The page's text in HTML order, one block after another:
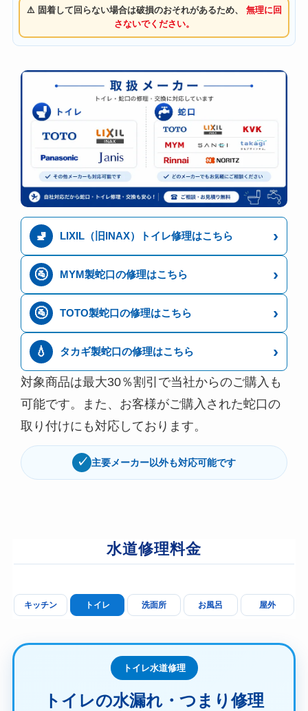
⚠️ 固着して回らない場合は破損のおそれがあるため、 無理に回
さないでください。
🚽 LIXIL（旧INAX）トイレ修理はこちら ›
🚰 MYM製蛇口の修理はこちら ›
🚰 TOTO製蛇口の修理はこちら ›
💧 タカギ製蛇口の修理はこちら ›
対象商品は最大30％割引で当社からのご購入も
可能です。また、お客様がご購入された蛇口の
取り付けにも対応しております。
✓ 主要メーカー以外も対応可能です
水道修理料金
キッチン トイレ 洗面所 お風呂 屋外
トイレ水道修理
トイレの水漏れ・つまり修理